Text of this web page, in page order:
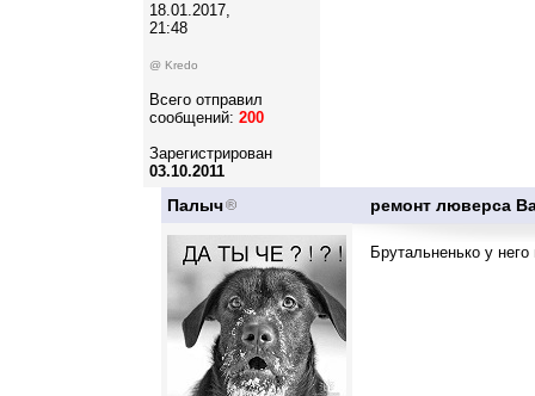
18.01.2017,
21:48
@ Kredo
Всего отправил
сообщений: 200
Зарегистрирован
03.10.2011
Палыч ремонт люверса
Брутальненько у